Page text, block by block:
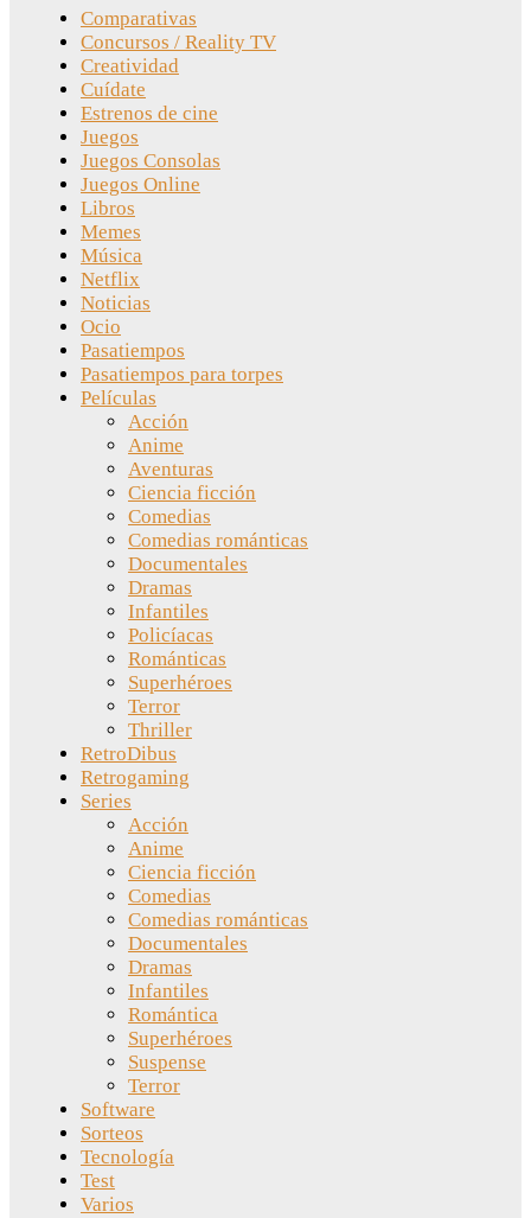
Comparativas
Concursos / Reality TV
Creatividad
Cuídate
Estrenos de cine
Juegos
Juegos Consolas
Juegos Online
Libros
Memes
Música
Netflix
Noticias
Ocio
Pasatiempos
Pasatiempos para torpes
Películas
Acción
Anime
Aventuras
Ciencia ficción
Comedias
Comedias románticas
Documentales
Dramas
Infantiles
Policíacas
Románticas
Superhéroes
Terror
Thriller
RetroDibus
Retrogaming
Series
Acción
Anime
Ciencia ficción
Comedias
Comedias románticas
Documentales
Dramas
Infantiles
Romántica
Superhéroes
Suspense
Terror
Software
Sorteos
Tecnología
Test
Varios